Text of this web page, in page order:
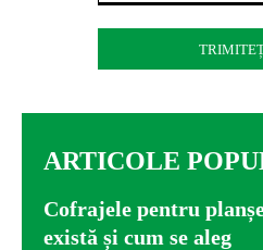
ARTICOLE
Cofrajele pentru
există și cum se aleg